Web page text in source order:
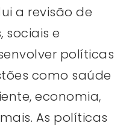
a revisão de
sociais e
políticas
como saúde
economia,
As políticas